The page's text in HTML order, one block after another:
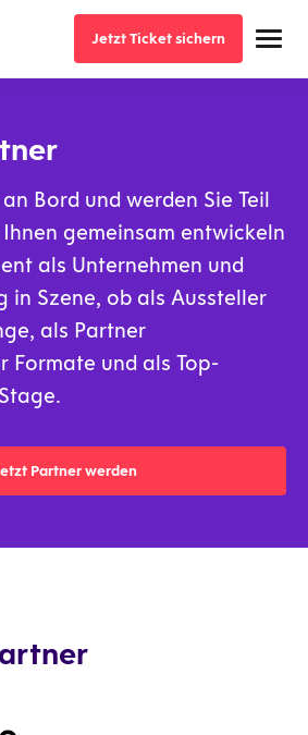
Jetzt Ticket sichern
Jetzt Ticket sichern
Bord und werden Sie Teil
gemeinsam entwickeln
als Unternehmen und
in Szene, ob als Aussteller
als Partner
Formate und als Top-
Partner werden